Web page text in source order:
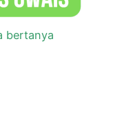
bertanya